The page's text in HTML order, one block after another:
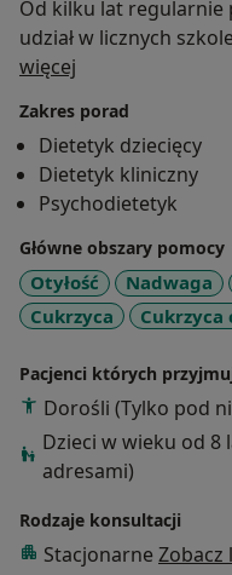
Od kilku lat regularnie
udział w licznych
konferencjach
Zajmuję się
chorymi, głównie
(insulinooproność,
niedowaga), ale także
zaburzenia
narządów).
niepłodności,
programowaniem
połogu. Zakres mojej
hormonalna. Oferuję
pacjentów z różnymi
więcej
Zakres porad
Dietetyk dziecięcy
Dietetyk kliniczny
Psychodietetyk
Główne obszary pomocy
Otyłość Nadwaga
Cukrzyca
Cukrzyca
Pacjenci których
Dorośli (Tylko pod
Dzieci w wieku od
adresami)
Rodzaje konsultacji
Stacjonarne Zobacz